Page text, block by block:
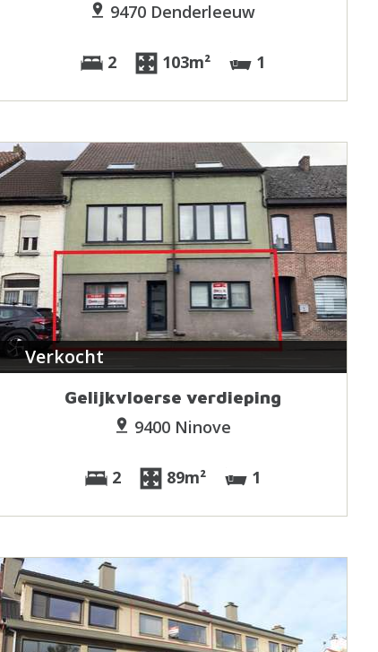
9470 Denderleeuw
2 103m² 1
Verkocht
Gelijkvloerse verdieping
9400 Ninove
2 89m² 1